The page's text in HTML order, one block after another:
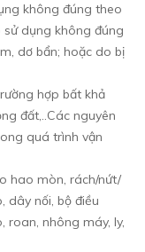
không đúng theo
dụng không đúng
dơ bẩn; hoặc do bị
hợp bất khả
đất,..Các nguyên
quá trình vận
hao mòn, rách/nứt/
dây nối, bộ điều
roan, nhông máy, ly,